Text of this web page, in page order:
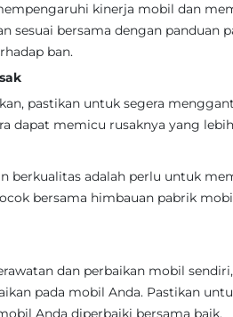
kinerja mobil dan
sesuai bersama dengan panduan
ban.
pastikan untuk segera
dapat memicu rusaknya yang
berkualitas adalah perlu untuk
bersama himbauan pabrik
dan perbaikan mobil
pada mobil Anda. Pastikan
Anda diperbaiki bersama baik.